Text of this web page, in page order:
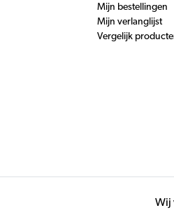
Mijn bestellingen
Mijn verlanglijst
Vergelijk
Wij